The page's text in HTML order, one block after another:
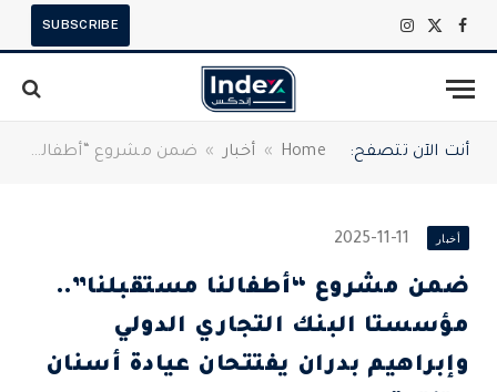
فيسبوك
X
الانستغرام
SUBSCRIBE
أنت الآن تتصفح: Home
» أخبار » ضمن مشروع “أطفالنا مستقبلنا”.. مؤسستا البنك التجاري الدولي وإبراهيم بدران يفتتحان عيادة أسنان متنقلة
أخبار 2025-11-11
ضمن مشروع “أطفالنا مستقبلنا”..
مؤسستا البنك التجاري الدولي
وإبراهيم بدران يفتتحان عيادة أسنان